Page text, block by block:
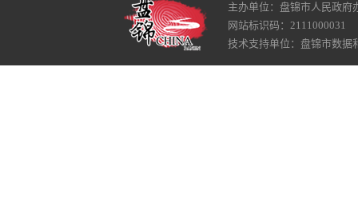
主办单位：盘锦市人民政府
网站标识码：2111000031
技术支持单位：盘锦市数据